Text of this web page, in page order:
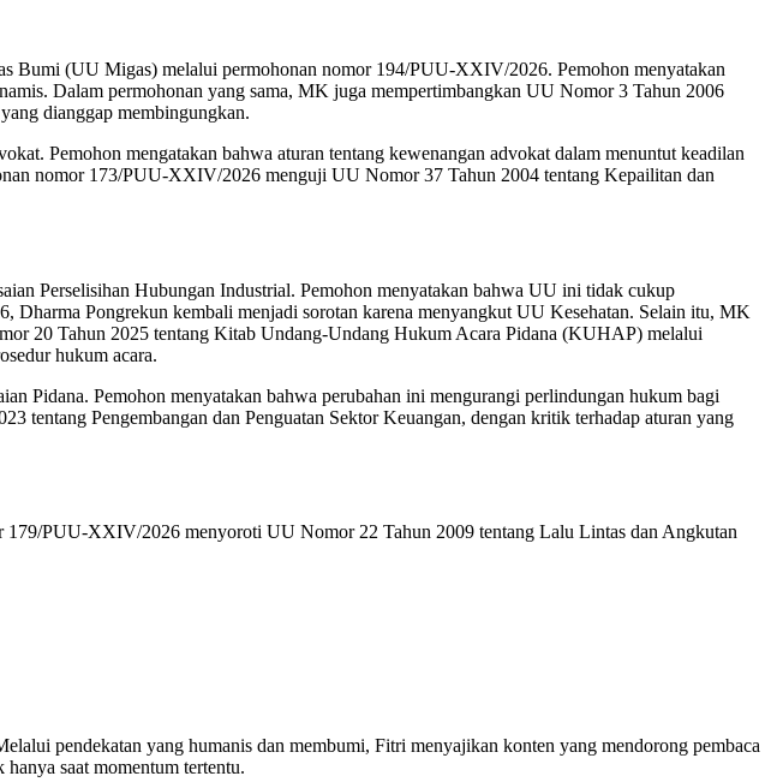
Bumi (UU Migas) melalui permohonan nomor 194/PUU-XXIV/2026. Pemohon menyatakan
Dalam permohonan yang sama, MK juga mempertimbangkan UU Nomor 3 Tahun 2006
dianggap membingungkan.
Pemohon mengatakan bahwa aturan tentang kewenangan advokat dalam menuntut keadilan
nomor 173/PUU-XXIV/2026 menguji UU Nomor 37 Tahun 2004 tentang Kepailitan dan
Perselisihan Hubungan Industrial. Pemohon menyatakan bahwa UU ini tidak cukup
Pongrekun kembali menjadi sorotan karena menyangkut UU Kesehatan. Selain itu, MK
20 Tahun 2025 tentang Kitab Undang-Undang Hukum Acara Pidana (KUHAP) melalui
hukum acara.
Pidana. Pemohon menyatakan bahwa perubahan ini mengurangi perlindungan hukum bagi
Pengembangan dan Penguatan Sektor Keuangan, dengan kritik terhadap aturan yang
179/PUU-XXIV/2026 menyoroti UU Nomor 22 Tahun 2009 tentang Lalu Lintas dan Angkutan
pendekatan yang humanis dan membumi, Fitri menyajikan konten yang mendorong pembaca
saat momentum tertentu.